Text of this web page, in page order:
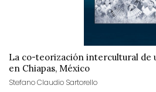
La co-teorización intercultural de
en Chiapas, México
Stefano Claudio Sartorello